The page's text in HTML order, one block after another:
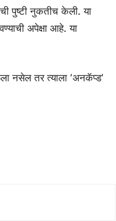
पुष्टी नुकतीच केली. या
अपेक्षा आहे. या
नसेल तर त्याला ‘अनकॅप्ड’